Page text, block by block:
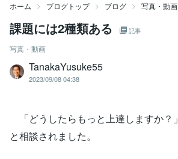
ホーム ブログトップ ブログ 写真・動画
課題には2種類ある 記事
写真・動画
TanakaYusuke55
2023/09/08 04:38
「どうしたらもっと上達しますか？」
と相談されました。